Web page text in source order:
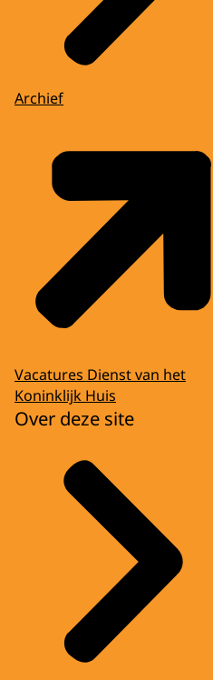
Archief
Vacatures Dienst van het
Koninklijk Huis
Over deze site